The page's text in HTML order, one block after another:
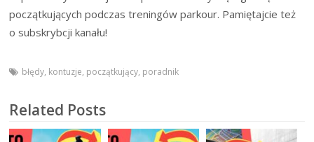
początkujących podczas treningów parkour. Pamiętajcie też
o subskrybcji kanału!
błędy, kontuzje, początkujący, poradnik
Related Posts